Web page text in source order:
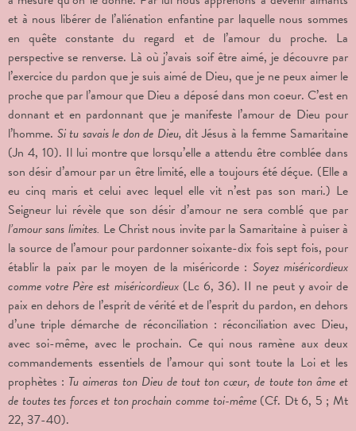
et à nous libérer de l’aliénation enfantine par laquelle nous sommes
en quête constante du regard et de l’amour du proche. La
perspective se renverse. Là où j’avais soif être aimé, je découvre par
l’exercice du pardon que je suis aimé de Dieu, que je ne peux aimer le
proche que par l’amour que Dieu a déposé dans mon coeur. C’est en
donnant et en pardonnant que je manifeste l’amour de Dieu pour
l’homme. Si tu savais le don de Dieu,dit Jésus à la femme Samaritaine
(Jn 4, 10). Il lui montre que lorsqu’elle a attendu être comblée dans
son désir d’amour par un être limité, elle a toujours été déçue. (Elle a
eu cinq maris et celui avec lequel elle vit n’est pas son mari.) Le
Seigneur lui révèle que son désir d’amour ne sera comblé que par
l’amour sans limites. Le Christ nous invite par la Samaritaine à puiser à
la source de l’amour pour pardonner soixante-dix fois sept fois, pour
établir la paix par le moyen de la miséricorde : Soyez miséricordieux
comme votre Père est miséricordieux (Lc 6, 36). II ne peut y avoir de
paix en dehors de l’esprit de vérité et de l’esprit du pardon, en dehors
d’une triple démarche de réconciliation : réconciliation avec Dieu,
avec soi-même, avec le prochain. Ce qui nous ramène aux deux
commandements essentiels de l’amour qui sont toute la Loi et les
prophètes : Tu aimeras ton Dieu de tout ton cœur, de toute ton âme et
de toutes tes forces et ton prochain comme toi-même(Cf. Dt 6, 5 ; Mt
22, 37-40).